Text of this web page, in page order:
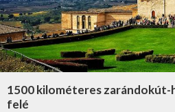
1500 kilométeres zarándokút-
felé